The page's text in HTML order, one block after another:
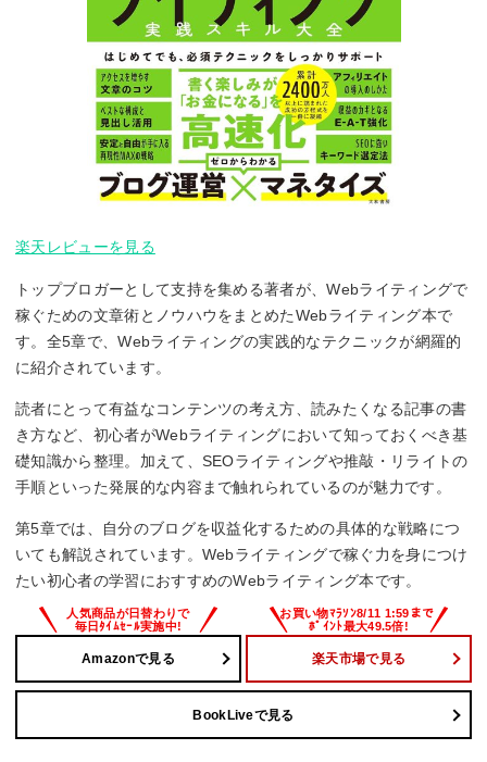
楽天レビューを見る
トップブロガーとして支持を集める著者が、Webライティングで
稼ぐための文章術とノウハウをまとめたWebライティング本で
す。全5章で、Webライティングの実践的なテクニックが網羅的
に紹介されています。
読者にとって有益なコンテンツの考え方、読みたくなる記事の書
き方など、初心者がWebライティングにおいて知っておくべき基
礎知識から整理。加えて、SEOライティングや推敲・リライトの
手順といった発展的な内容まで触れられているのが魅力です。
第5章では、自分のブログを収益化するための具体的な戦略につ
いても解説されています。Webライティングで稼ぐ力を身につけ
たい初心者の学習におすすめのWebライティング本です。
Amazonで見る 楽天市場で見る
BookLiveで見る